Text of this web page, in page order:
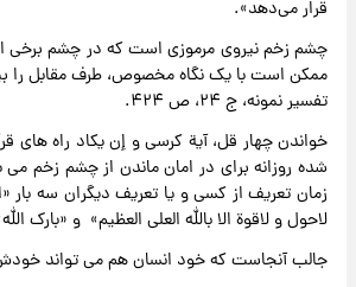
قرار می‌دهد».
چشم زخم نیروی مرموزی است که در چشم برخی
ممکن است با یک نگاه مخصوص، طرف مقابل را
تفسیر نمونه، ج ۲۴، ص ۴۲۴.
خواندن چهار قل، آیة کرسی و إن یکاد راه های
شده روزانه برای در امان ماندن از چشم زخم
زمان تعریف از کسی و یا تعریف دیگران سه بار
لاحول و لاقوة الا بالله العلی‌ العظیم» و «بارک
جالب آنجاست که خود انسان هم می تواند